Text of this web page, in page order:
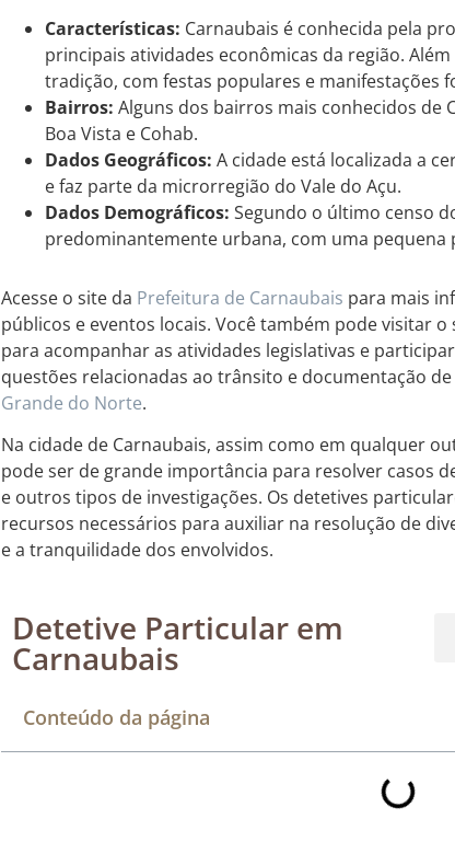
Características: Carnaubais é conhecida pela
principais atividades econômicas da região.
tradição, com festas populares e manifestações
Bairros: Alguns dos bairros mais conhecidos de
Boa Vista e Cohab.
Dados Geográficos: A cidade está localizada a
e faz parte da microrregião do Vale do Açu.
Dados Demográficos: Segundo o último censo
predominantemente urbana, com uma pequena
Acesse o site da Prefeitura de Carnaubais para mais
públicos e eventos locais. Você também pode visitar o
para acompanhar as atividades legislativas e
questões relacionadas ao trânsito e documentação
Grande do Norte.
Na cidade de Carnaubais, assim como em qualquer
pode ser de grande importância para resolver casos
e outros tipos de investigações. Os detetives
recursos necessários para auxiliar na resolução de
e a tranquilidade dos envolvidos.
Detetive Particular em
Carnaubais
Conteúdo da página